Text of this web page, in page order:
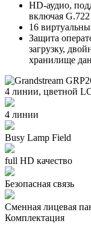
HD-аудио,
включая
16
Защита
загрузку,
хранилище
4 линии
Busy Lamp Field
full HD качество
Безопасная связь
Сменная лицевая
Комплектация